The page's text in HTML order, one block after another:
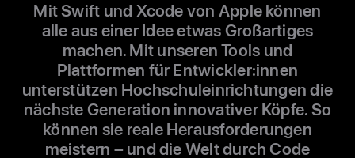
Mit Swift und Xcode von Apple können
alle aus einer Idee etwas Großartiges
machen. Mit unseren Tools und
Plattformen für Ent­wickler:innen
unterstützen Hochschul­einrichtungen die
nächste Generation inno­vativer Köpfe. So
können sie reale Heraus­forderungen
meistern – und die Welt durch Code